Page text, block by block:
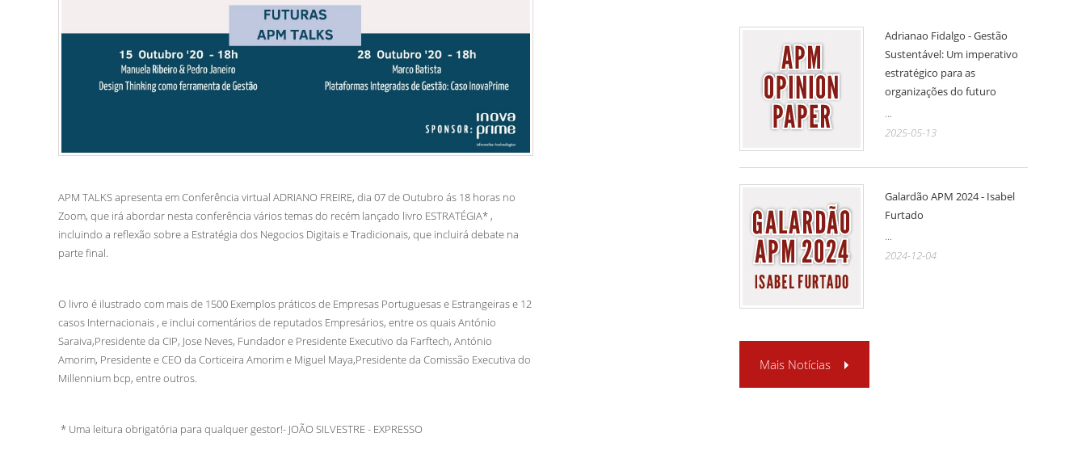
APM TALKS apresenta em Conferência virtual ADRIANO FREIRE, dia 07 de Outubro ás 18 horas no
Zoom, que irá abordar nesta conferência vários temas do recém lançado livro ESTRATÉGIA* ,
incluindo a reflexão sobre a Estratégia dos Negocios Digitais e Tradicionais, que incluirá debate na
parte final.
O livro é ilustrado com mais de 1500 Exemplos práticos de Empresas Portuguesas e Estrangeiras e 12
casos Internacionais , e inclui comentários de reputados Empresários, entre os quais António
Saraiva,Presidente da CIP, Jose Neves, Fundador e Presidente Executivo da Farftech, António
Amorim, Presidente e CEO da Corticeira Amorim e Miguel Maya,Presidente da Comissão Executiva do
Millennium bcp, entre outros.
* Uma leitura obrigatória para qualquer gestor!- JOÃO SILVESTRE - EXPRESSO
Adrianao Fidalgo - Gestão
Sustentável: Um imperativo
estratégico para as
organizações do futuro
...
2025-05-13
Galardão APM 2024 - Isabel
Furtado
...
2024-12-04
Mais Notícias